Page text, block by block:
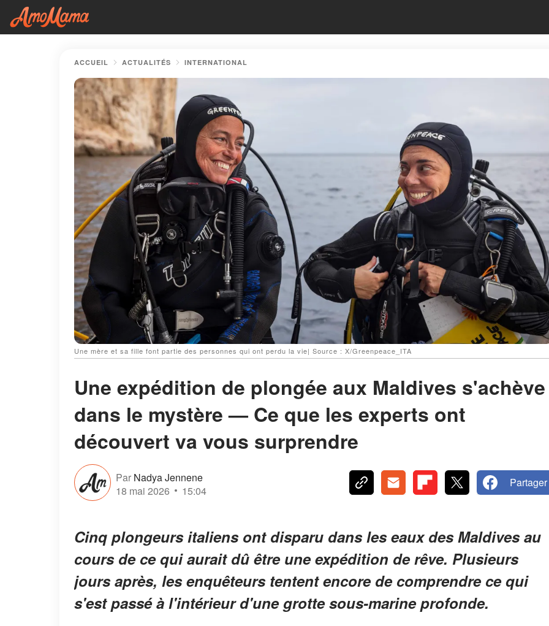
ACCUEIL ACTUALITÉS INTERNATIONAL
Une mère et sa fille font partie des personnes qui ont perdu la vie| Source : X/Greenpeace_ITA
Une expédition de plongée aux Maldives s'achève
dans le mystère — Ce que les experts ont
découvert va vous surprendre
Par Nadya Jennene
18 mai 2026
15:04
Partager
Cinq plongeurs italiens ont disparu dans les eaux des Maldives au
cours de ce qui aurait dû être une expédition de rêve. Plusieurs
jours après, les enquêteurs tentent encore de comprendre ce qui
s'est passé à l'intérieur d'une grotte sous-marine profonde.